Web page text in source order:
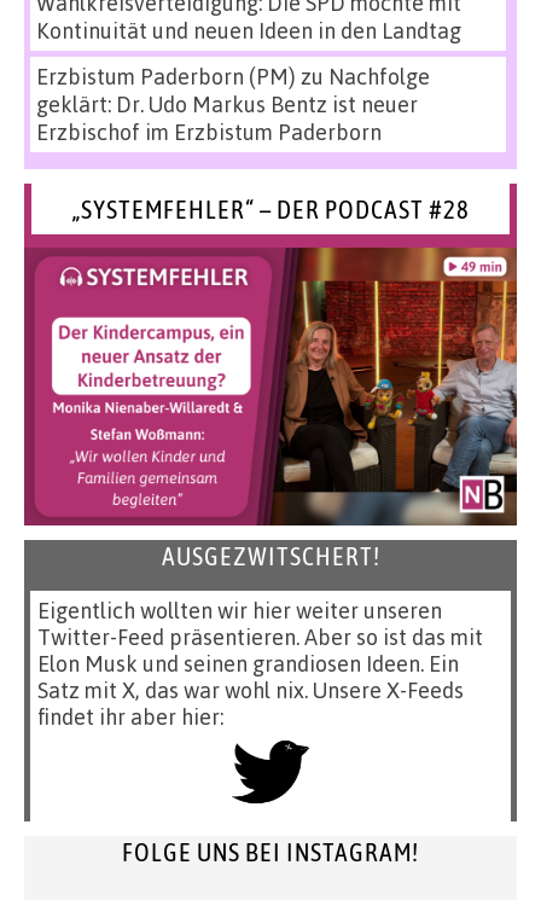
Kontinuität und neuen Ideen in den Landtag
Erzbistum Paderborn (PM) zu Nachfolge
geklärt: Dr. Udo Markus Bentz ist neuer
Erzbischof im Erzbistum Paderborn
„SYSTEMFEHLER“ – DER PODCAST #28
AUSGEZWITSCHERT!
Eigentlich wollten wir hier weiter unseren
Twitter-Feed präsentieren. Aber so ist das mit
Elon Musk und seinen grandiosen Ideen. Ein
Satz mit X, das war wohl nix. Unsere X-Feeds
findet ihr aber hier:
FOLGE UNS BEI INSTAGRAM!